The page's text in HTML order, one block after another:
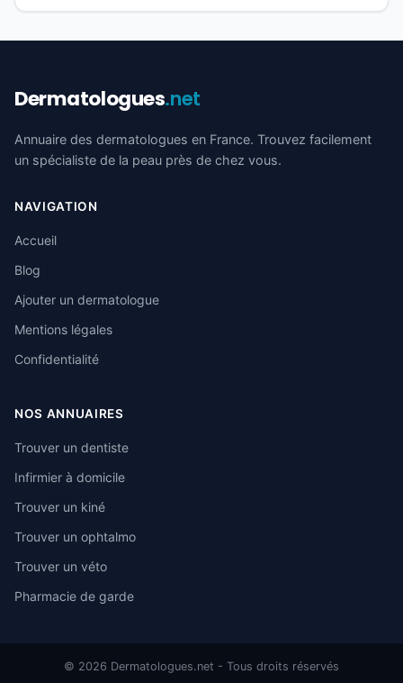
Dermatologues.net
Annuaire des dermatologues en France. Trouvez facilement
un spécialiste de la peau près de chez vous.
NAVIGATION
Accueil
Blog
Ajouter un dermatologue
Mentions légales
Confidentialité
NOS ANNUAIRES
Trouver un dentiste
Infirmier à domicile
Trouver un kiné
Trouver un ophtalmo
Trouver un véto
Pharmacie de garde
© 2026 Dermatologues.net - Tous droits réservés